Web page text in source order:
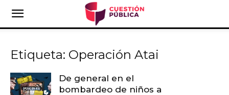
Etiqueta: Operación Atai
De general en el
bombardeo de niños a